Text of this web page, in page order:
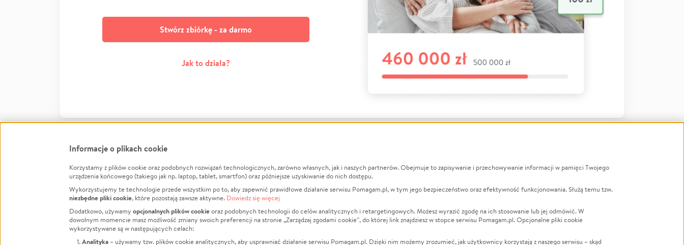
Stwórz zbiórkę - za darmo
Jak to działa?
FacebookTwitter Instagram
LinkedInTikTok Youtube
Informacje
Jak to działa?
Regulamin
Polityka Prywatności
O nas
Opinie
Raporty
Za darmo
Zbieraj na
Leczenie
Zwierzęta
Pożar
LGBTQ+
Powódź
Wichura
Informacje o plikach cookie
Korzystamy z plików cookie oraz podobnych rozwiązań technologicznych, zarówno własnych, jak i naszych partnerów. Obejmuje to zapisywanie i przechowywanie informacji w pamięci Twojego
urządzenia końcowego (takiego jak np. laptop, tablet, smartfon) oraz późniejsze uzyskiwanie do nich dostępu.
Wykorzystujemy te technologie przede wszystkim po to, aby zapewnić prawidłowe działanie serwisu Pomagam.pl, w tym jego bezpieczeństwo oraz efektywność funkcjonowania. Służą temu tzw.
niezbędne pliki cookie, które pozostają zawsze aktywne. Dowiedz się więcej
Dodatkowo, używamy opcjonalnych plików cookieoraz podobnych technologii do celów analitycznych i retargetingowych. Możesz wyrazić zgodę na ich stosowanie lub jej odmówić. W
dowolnym momencie masz możliwość zmiany swoich preferencji na stronie „Zarządzaj zgodami cookie”, do której link znajdziesz w stopce serwisu Pomagam.pl. Opcjonalne pliki cookie
wykorzystywane są w następujących celach:
Analityka – używamy tzw. plików cookie analitycznych, aby usprawniać działanie serwisu Pomagam.pl. Dzięki nim możemy zrozumieć, jak użytkownicy korzystają z naszego serwisu – skąd